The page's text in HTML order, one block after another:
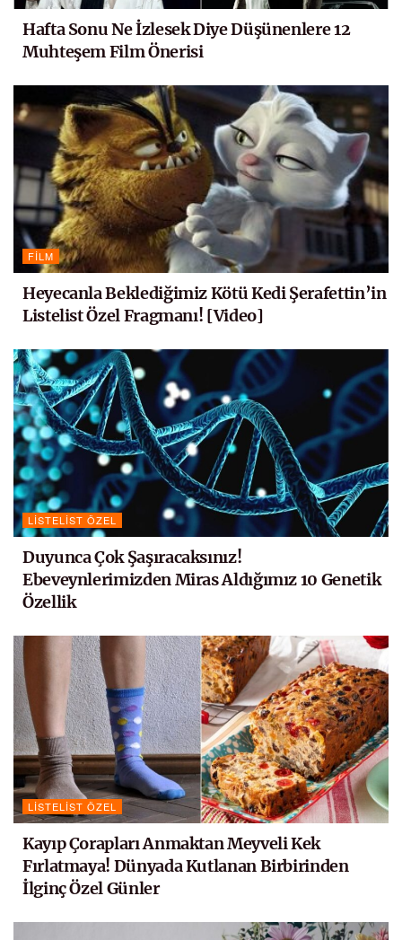
Hafta Sonu Ne İzlesek Diye Düşünenlere 12
Muhteşem Film Önerisi
FILM
Heyecanla Beklediğimiz Kötü Kedi Şerafettin’in
Listelist Özel Fragmanı! [Video]
LISTELIST ÖZEL
Duyunca Çok Şaşıracaksınız!
Ebeveynlerimizden Miras Aldığımız 10 Genetik
Özellik
LISTELIST ÖZEL
Kayıp Çorapları Anmaktan Meyveli Kek
Fırlatmaya! Dünyada Kutlanan Birbirinden
İlginç Özel Günler